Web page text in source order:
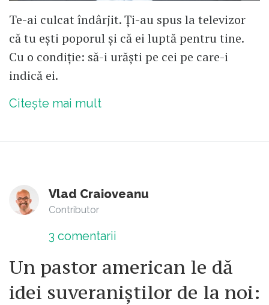
Te-ai culcat îndârjit. Ți-au spus la televizor
că tu ești poporul și că ei luptă pentru tine.
Cu o condiție: să-i urăști pe cei pe care-i
indică ei.
Citește mai mult
Vlad Craioveanu
Contributor
3 comentarii
Un pastor american le dă
idei suveraniștilor de la noi: